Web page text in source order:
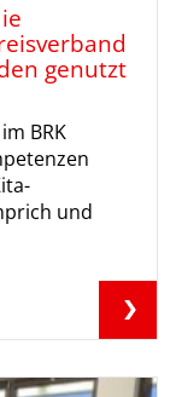
genutzt
BRK
und